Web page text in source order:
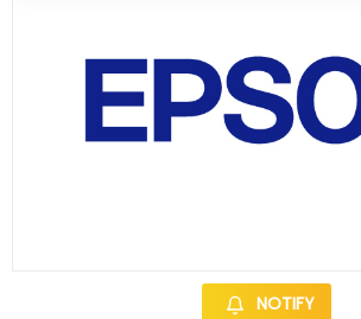
NOTIFY